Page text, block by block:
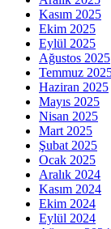
Kasım 2025
Ekim 2025
Eylül 2025
Ağustos 2025
Temmuz
Haziran 2025
Mayıs 2025
Nisan 2025
Mart 2025
Şubat 2025
Ocak 2025
Aralık 2024
Kasım 2024
Ekim 2024
Eylül 2024